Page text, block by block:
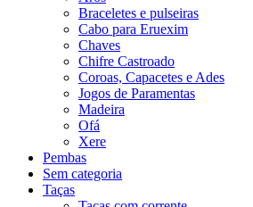
Braceletes e pulseiras
Cabo para Eruexim
Chaves
Chifre Castroado
Coroas, Capacetes e Ades
Jogos de Paramentas
Madeira
Ofá
Xere
Pembas
Sem categoria
Taças